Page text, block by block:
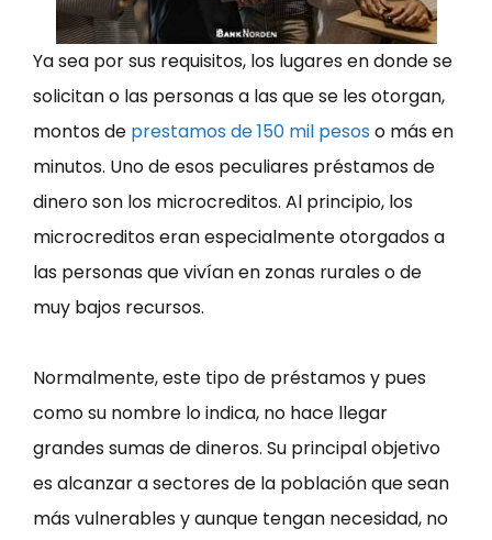
Ya sea por sus requisitos, los lugares en donde se
solicitan o las personas a las que se les otorgan,
montos de prestamos de 150 mil pesos o más en
minutos. Uno de esos peculiares préstamos de
dinero son los microcreditos. Al principio, los
microcreditos eran especialmente otorgados a
las personas que vivían en zonas rurales o de
muy bajos recursos.
Normalmente, este tipo de préstamos y pues
como su nombre lo indica, no hace llegar
grandes sumas de dineros. Su principal objetivo
es alcanzar a sectores de la población que sean
más vulnerables y aunque tengan necesidad, no